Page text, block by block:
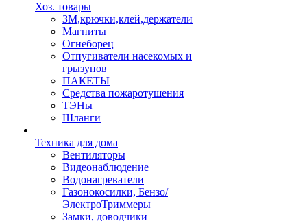
Хоз. товары
ЗМ,крючки,клей,держатели
Магниты
Огнеборец
Отпугиватели насекомых и
грызунов
ПАКЕТЫ
Средства пожаротушения
ТЭНы
Шланги
Техника для дома
Вентиляторы
Видеонаблюдение
Водонагреватели
Газонокосилки, Бензо/
ЭлектроТриммеры
Замки, доводчики